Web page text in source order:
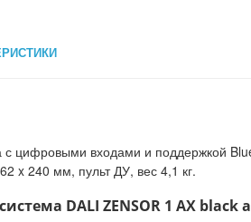
с цифровыми входами и поддержкой
x 240 мм, пульт ДУ, вес 4,1 кг.
DALI ZENSOR 1 AX black